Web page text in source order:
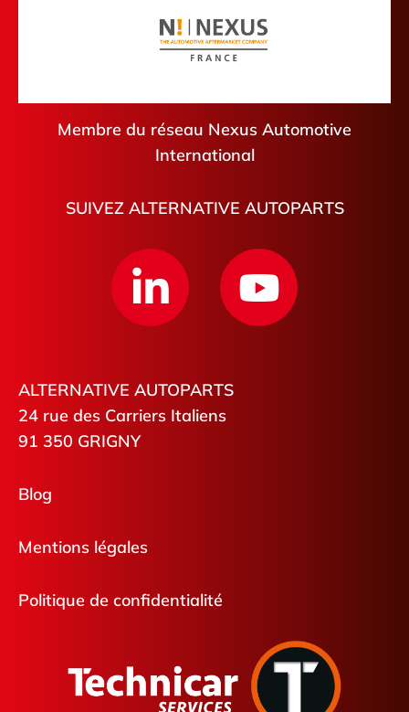
Membre du réseau Nexus Automotive
International
SUIVEZ ALTERNATIVE AUTOPARTS
ALTERNATIVE AUTOPARTS
24 rue des Carriers Italiens
91 350 GRIGNY
Blog
Mentions légales
Politique de confidentialité